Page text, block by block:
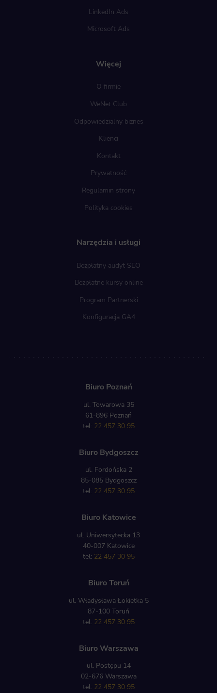
Więcej
O firmie
WeNet Club
Odpowiedzialny biznes
Klienci
Kontakt
Prywatność
Regulamin strony
Polityka cookies
Narzędzia i usługi
Bezpłatny audyt SEO
Bezpłatne kursy online
Program Partnerski
Konfiguracja GA4
LinkedIn Ads
Microsoft Ads
Biuro Poznań
ul. Towarowa 35
61-896 Poznań
tel: 22 457 30 95
Biuro Bydgoszcz
ul. Fordońska 2
85-085 Bydgoszcz
tel: 22 457 30 95
Biuro Katowice
ul. Uniwersytecka 13
40-007 Katowice
tel: 22 457 30 95
Biuro Toruń
ul. Władysława Łokietka 5
87-100 Toruń
tel: 22 457 30 95
Biuro Warszawa
ul. Postępu 14
02-676 Warszawa
tel: 22 457 30 95